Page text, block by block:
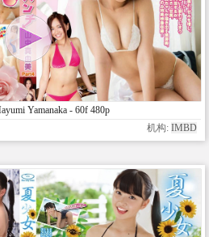
Yamanaka - 60f 480p
机构: IMBD